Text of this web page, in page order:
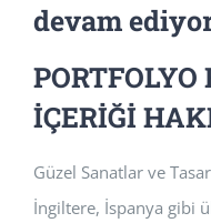
devam
İÇERİĞİ
Güzel Sanatlar ve
İngiltere, İspanya gibi